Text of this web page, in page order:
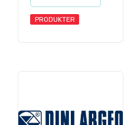
PRODUKTER